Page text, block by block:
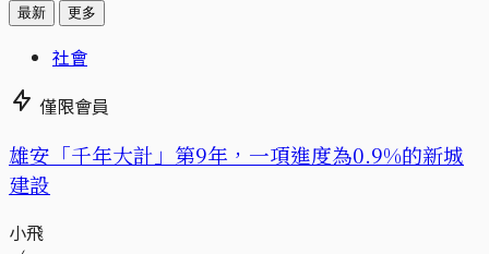
最新 更多
社會
僅限會員
​​雄安「千年大計」第9年，一項進度為0.9%的新城
建設
小飛